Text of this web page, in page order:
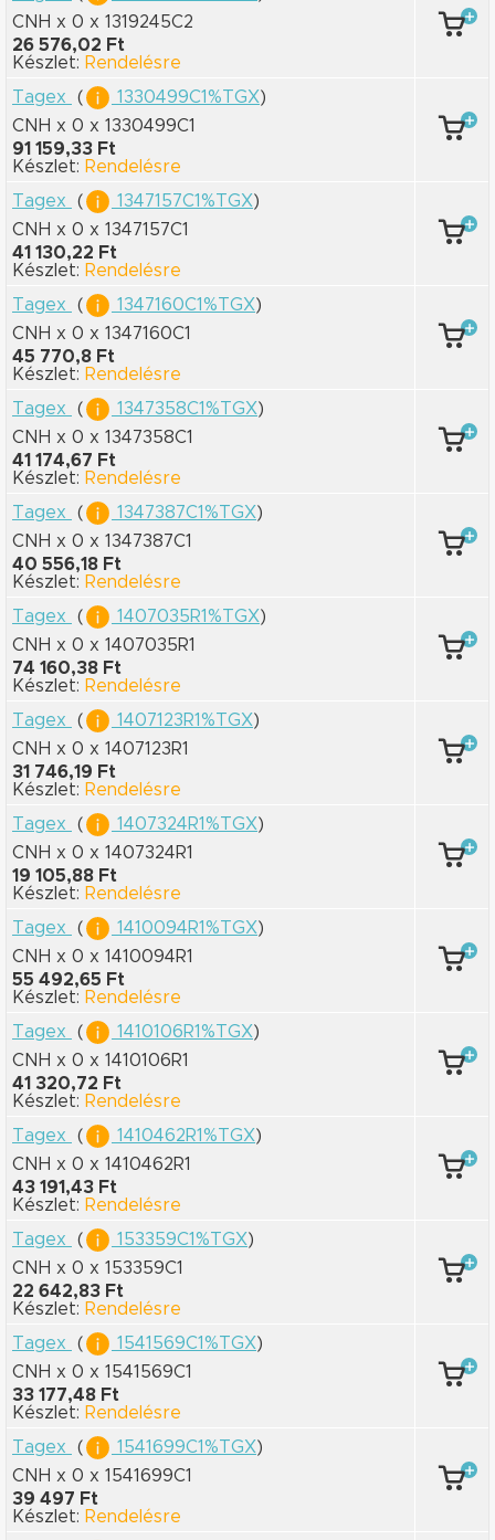
CNH x 0 x 1319245C2
26 576,02 Ft
Készlet: Rendelésre
Tagex
( 1330499C1%TGX)
CNH x 0 x 1330499C1
91 159,33 Ft
Készlet: Rendelésre
Tagex
( 1347157C1%TGX)
CNH x 0 x 1347157C1
41 130,22 Ft
Készlet: Rendelésre
Tagex
( 1347160C1%TGX)
CNH x 0 x 1347160C1
45 770,8 Ft
Készlet: Rendelésre
Tagex
( 1347358C1%TGX)
CNH x 0 x 1347358C1
41 174,67 Ft
Készlet: Rendelésre
Tagex
( 1347387C1%TGX)
CNH x 0 x 1347387C1
40 556,18 Ft
Készlet: Rendelésre
Tagex
( 1407035R1%TGX)
CNH x 0 x 1407035R1
74 160,38 Ft
Készlet: Rendelésre
Tagex
( 1407123R1%TGX)
CNH x 0 x 1407123R1
31 746,19 Ft
Készlet: Rendelésre
Tagex
( 1407324R1%TGX)
CNH x 0 x 1407324R1
19 105,88 Ft
Készlet: Rendelésre
Tagex
( 1410094R1%TGX)
CNH x 0 x 1410094R1
55 492,65 Ft
Készlet: Rendelésre
Tagex
( 1410106R1%TGX)
CNH x 0 x 1410106R1
41 320,72 Ft
Készlet: Rendelésre
Tagex
( 1410462R1%TGX)
CNH x 0 x 1410462R1
43 191,43 Ft
Készlet: Rendelésre
Tagex
( 153359C1%TGX)
CNH x 0 x 153359C1
22 642,83 Ft
Készlet: Rendelésre
Tagex
( 1541569C1%TGX)
CNH x 0 x 1541569C1
33 177,48 Ft
Készlet: Rendelésre
Tagex
( 1541699C1%TGX)
CNH x 0 x 1541699C1
39 497 Ft
Készlet: Rendelésre